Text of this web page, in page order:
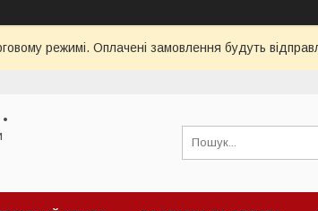
режимі. Оплачені замовлення будуть